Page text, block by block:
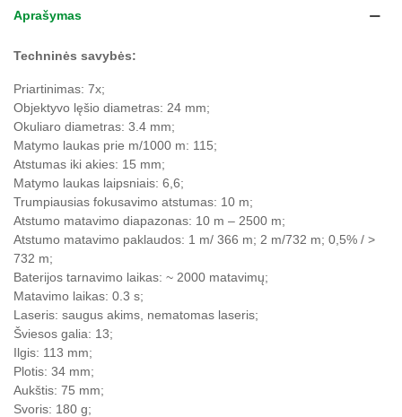
Aprašymas
Techninės savybės:
Priartinimas: 7x;
Objektyvo lęšio diametras: 24 mm;
Okuliaro diametras: 3.4 mm;
Matymo laukas prie m/1000 m: 115;
Atstumas iki akies: 15 mm;
Matymo laukas laipsniais: 6,6;
Trumpiausias fokusavimo atstumas: 10 m;
Atstumo matavimo diapazonas: 10 m – 2500 m;
Atstumo matavimo paklaudos: 1 m/ 366 m; 2 m/732 m; 0,5% / >
732 m;
Baterijos tarnavimo laikas: ~ 2000 matavimų;
Matavimo laikas: 0.3 s;
Laseris: saugus akims, nematomas laseris;
Šviesos galia: 13;
Ilgis: 113 mm;
Plotis: 34 mm;
Aukštis: 75 mm;
Svoris: 180 g;